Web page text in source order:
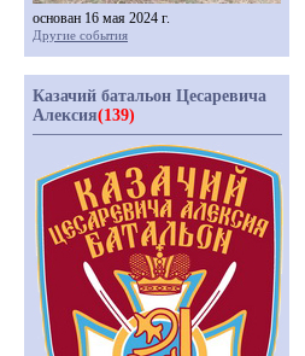
основан 16 мая 2024 г.
Другие события
Казачий батальон Цесаревича
Алексия(139)